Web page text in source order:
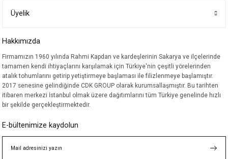
Ürün bilgilerinde hatalar bulunuyor.
Bu ürüne benzer farklı alternatifler olmalı.
Üyelik
Hakkımızda
Firmamızın 1960 yılında Rahmi Kapdan ve kardeşlerinin Sakarya ve ilçelerinde
tamamen kendi ihtiyaçlarını karşılamak için Türkiye'nin çeşitli yörelerinden
atalık tohumlarını getirip yetiştirmeye başlaması ile filizlenmeye başlamıştır.
2017 senesine gelindiğinde CDK GROUP olarak kurumsallaşmıştır. Bu tarihten
itibaren merkezi İstanbul olmak üzere dağıtımlarını tüm Türkiye genelinde hızlı
bir şekilde gerçekleştirmektedir.
E-bültenimize kaydolun